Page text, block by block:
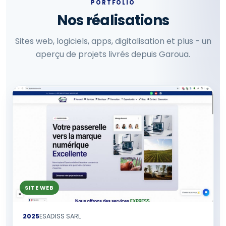
PORTFOLIO
Nos réalisations
Sites web, logiciels, apps, digitalisation et plus - un
aperçu de projets livrés depuis Garoua.
SITE WEB
2025ESADISS SARL